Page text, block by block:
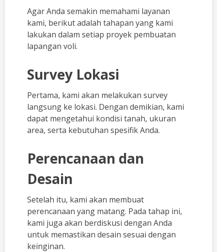
Agar Anda semakin memahami layanan
kami, berikut adalah tahapan yang kami
lakukan dalam setiap proyek pembuatan
lapangan voli.
Survey Lokasi
Pertama, kami akan melakukan survey
langsung ke lokasi. Dengan demikian, kami
dapat mengetahui kondisi tanah, ukuran
area, serta kebutuhan spesifik Anda.
Perencanaan dan
Desain
Setelah itu, kami akan membuat
perencanaan yang matang. Pada tahap ini,
kami juga akan berdiskusi dengan Anda
untuk memastikan desain sesuai dengan
keinginan.